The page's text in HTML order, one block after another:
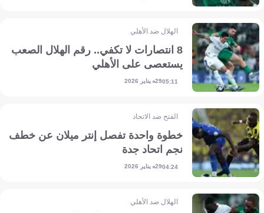
الهلال ضد الأهلي
8 انتصارات لا تكفي.. رقم الهلال الصعب
يستعصى على الأهلي
05:1129 يناير 2026
الفتح ضد الاتحاد
خطوة واحدة تفصل إنتر ميلان عن خطف
نجم اتحاد جدة
04:2429 يناير 2026
الهلال ضد الأهلي